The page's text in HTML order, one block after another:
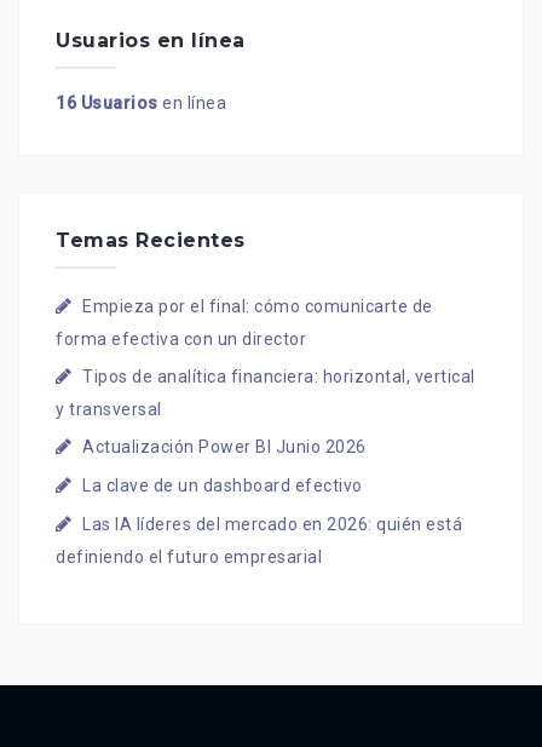
Usuarios en línea
16 Usuarios en línea
Temas Recientes
Empieza por el final: cómo comunicarte de
forma efectiva con un director
Tipos de analítica financiera: horizontal, vertical
y transversal
Actualización Power BI Junio 2026
La clave de un dashboard efectivo
Las IA líderes del mercado en 2026: quién está
definiendo el futuro empresarial